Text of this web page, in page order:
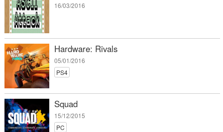
16/03/2016
Hardware: Rivals
05/01/2016
PS4
Squad
15/12/2015
PC